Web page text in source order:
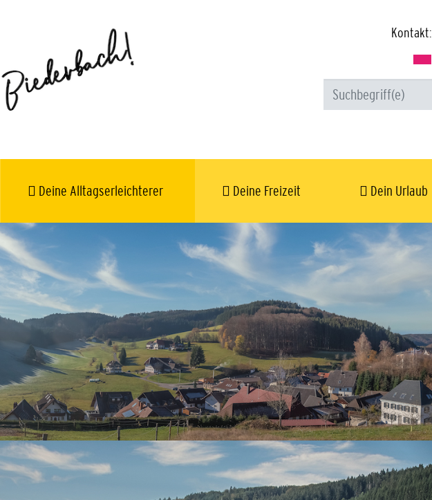
Kontakt:
Deine Alltagserleichterer Deine Freizeit Dein Urlaub